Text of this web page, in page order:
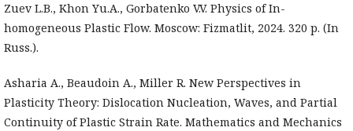
Zuev L.B., Khon Yu.A., Gorbatenko V.V. Physics of In-
homogeneous Plastic Flow. Moscow: Fizmatlit, 2024. 320 p. (In
Russ.).
Asharia A., Beaudoin A., Miller R. New Perspectives in
Plasticity Theory: Dislocation Nucleation, Waves, and Partial
Continuity of Plastic Strain Rate. Mathematics and Mechanics